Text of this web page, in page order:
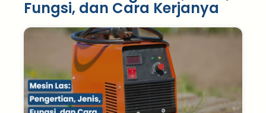
Fungsi, dan Cara Kerjanya